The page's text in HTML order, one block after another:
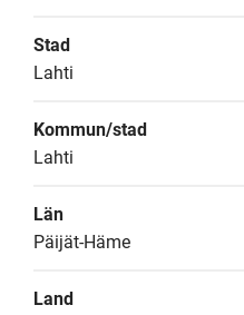
Stad
Lahti
Kommun/stad
Lahti
Län
Päijät-Häme
Land